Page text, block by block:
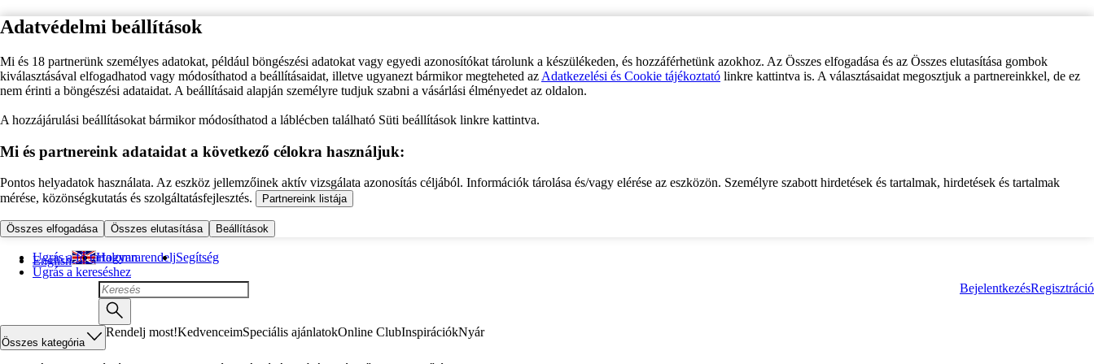
Adatvédelmi beállítások
Mi és 18 partnerünk személyes adatokat, például böngészési adatokat vagy egyedi azonosítókat tárolunk a készülékeden, és hozzáférhetünk azokhoz. Az Összes elfogadása és az Összes elutasítása gombok
kiválasztásával elfogadhatod vagy módosíthatod a beállításaidat, illetve ugyanezt bármikor megteheted az Adatkezelési és Cookie tájékoztató linkre kattintva is. A választásaidat megosztjuk a partnereinkkel, de ez
nem érinti a böngészési adataidat. A beállításaid alapján személyre tudjuk szabni a vásárlási élményedet az oldalon.
A hozzájárulási beállításokat bármikor módosíthatod a láblécben található Süti beállítások linkre kattintva.
Mi és partnereink adataidat a következő célokra használjuk:
Pontos helyadatok használata. Az eszköz jellemzőinek aktív vizsgálata azonosítás céljából. Információk tárolása és/vagy elérése az eszközön. Személyre szabott hirdetések és tartalmak, hirdetések és tartalmak
mérése, közönségkutatás és szolgáltatásfejlesztés.
Partnereink listája
Összes elfogadása Összes elutasítása Beállítások
Ugrás a fő tartalomra
Ugrás a kereséshez
English Hogyan rendeljSegítség
BejelentkezésRegisztráció
Összes kategória
Rendelj most!KedvenceimSpeciális ajánlatokOnline ClubInspirációkNyár